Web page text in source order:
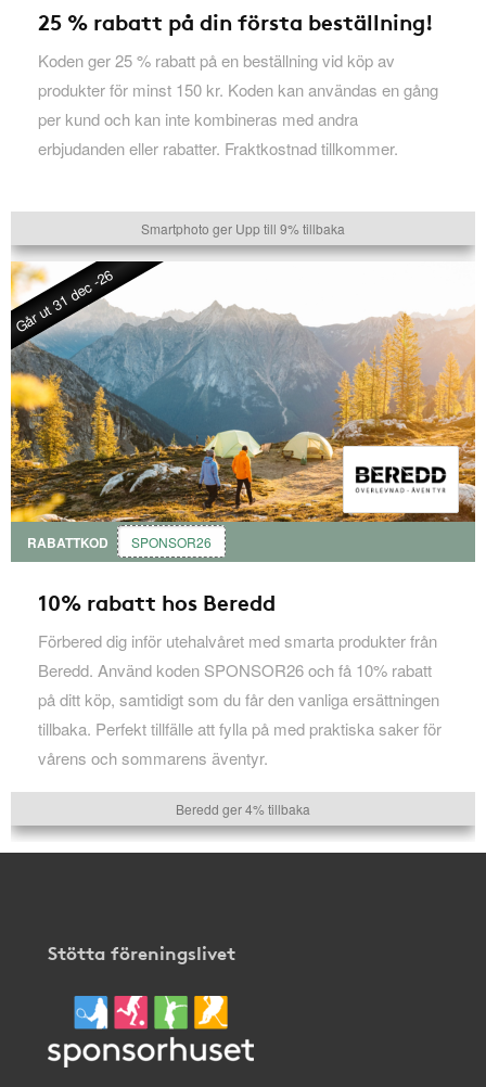
25 % rabatt på din första beställning!
Koden ger 25 % rabatt på en beställning vid köp av
produkter för minst 150 kr. Koden kan användas en gång
per kund och kan inte kombineras med andra
erbjudanden eller rabatter. Fraktkostnad tillkommer.
Smartphoto ger Upp till 9% tillbaka
Går ut 31 dec -26
RABATTKOD SPONSOR26
10% rabatt hos Beredd
Förbered dig inför utehalvåret med smarta produkter från
Beredd. Använd koden SPONSOR26 och få 10% rabatt
på ditt köp, samtidigt som du får den vanliga ersättningen
tillbaka. Perfekt tillfälle att fylla på med praktiska saker för
vårens och sommarens äventyr.
Beredd ger 4% tillbaka
Stötta föreningslivet